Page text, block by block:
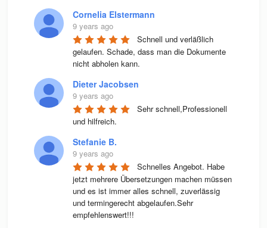
Cornelia Elstermann
9 years ago
Schnell und verläßlich
gelaufen. Schade, dass man die Dokumente
nicht abholen kann.
Dieter Jacobsen
9 years ago
Sehr schnell,Professionell
und hilfreich.
Stefanie B.
9 years ago
Schnelles Angebot. Habe
jetzt mehrere Übersetzungen machen müssen
und es ist immer alles schnell, zuverlässig
und termingerecht abgelaufen.Sehr
empfehlenswert!!!